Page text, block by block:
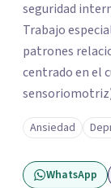
seguridad
Trabajo
patrones
centrado en el
psicodinámica.
pasa sin juicio,
desarrollar
presente,
Ansiedad
WhatsApp